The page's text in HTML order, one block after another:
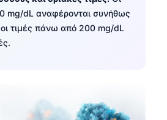
mg/dL αναφέρονται συνήθως
τιμές πάνω από 200 mg/dL